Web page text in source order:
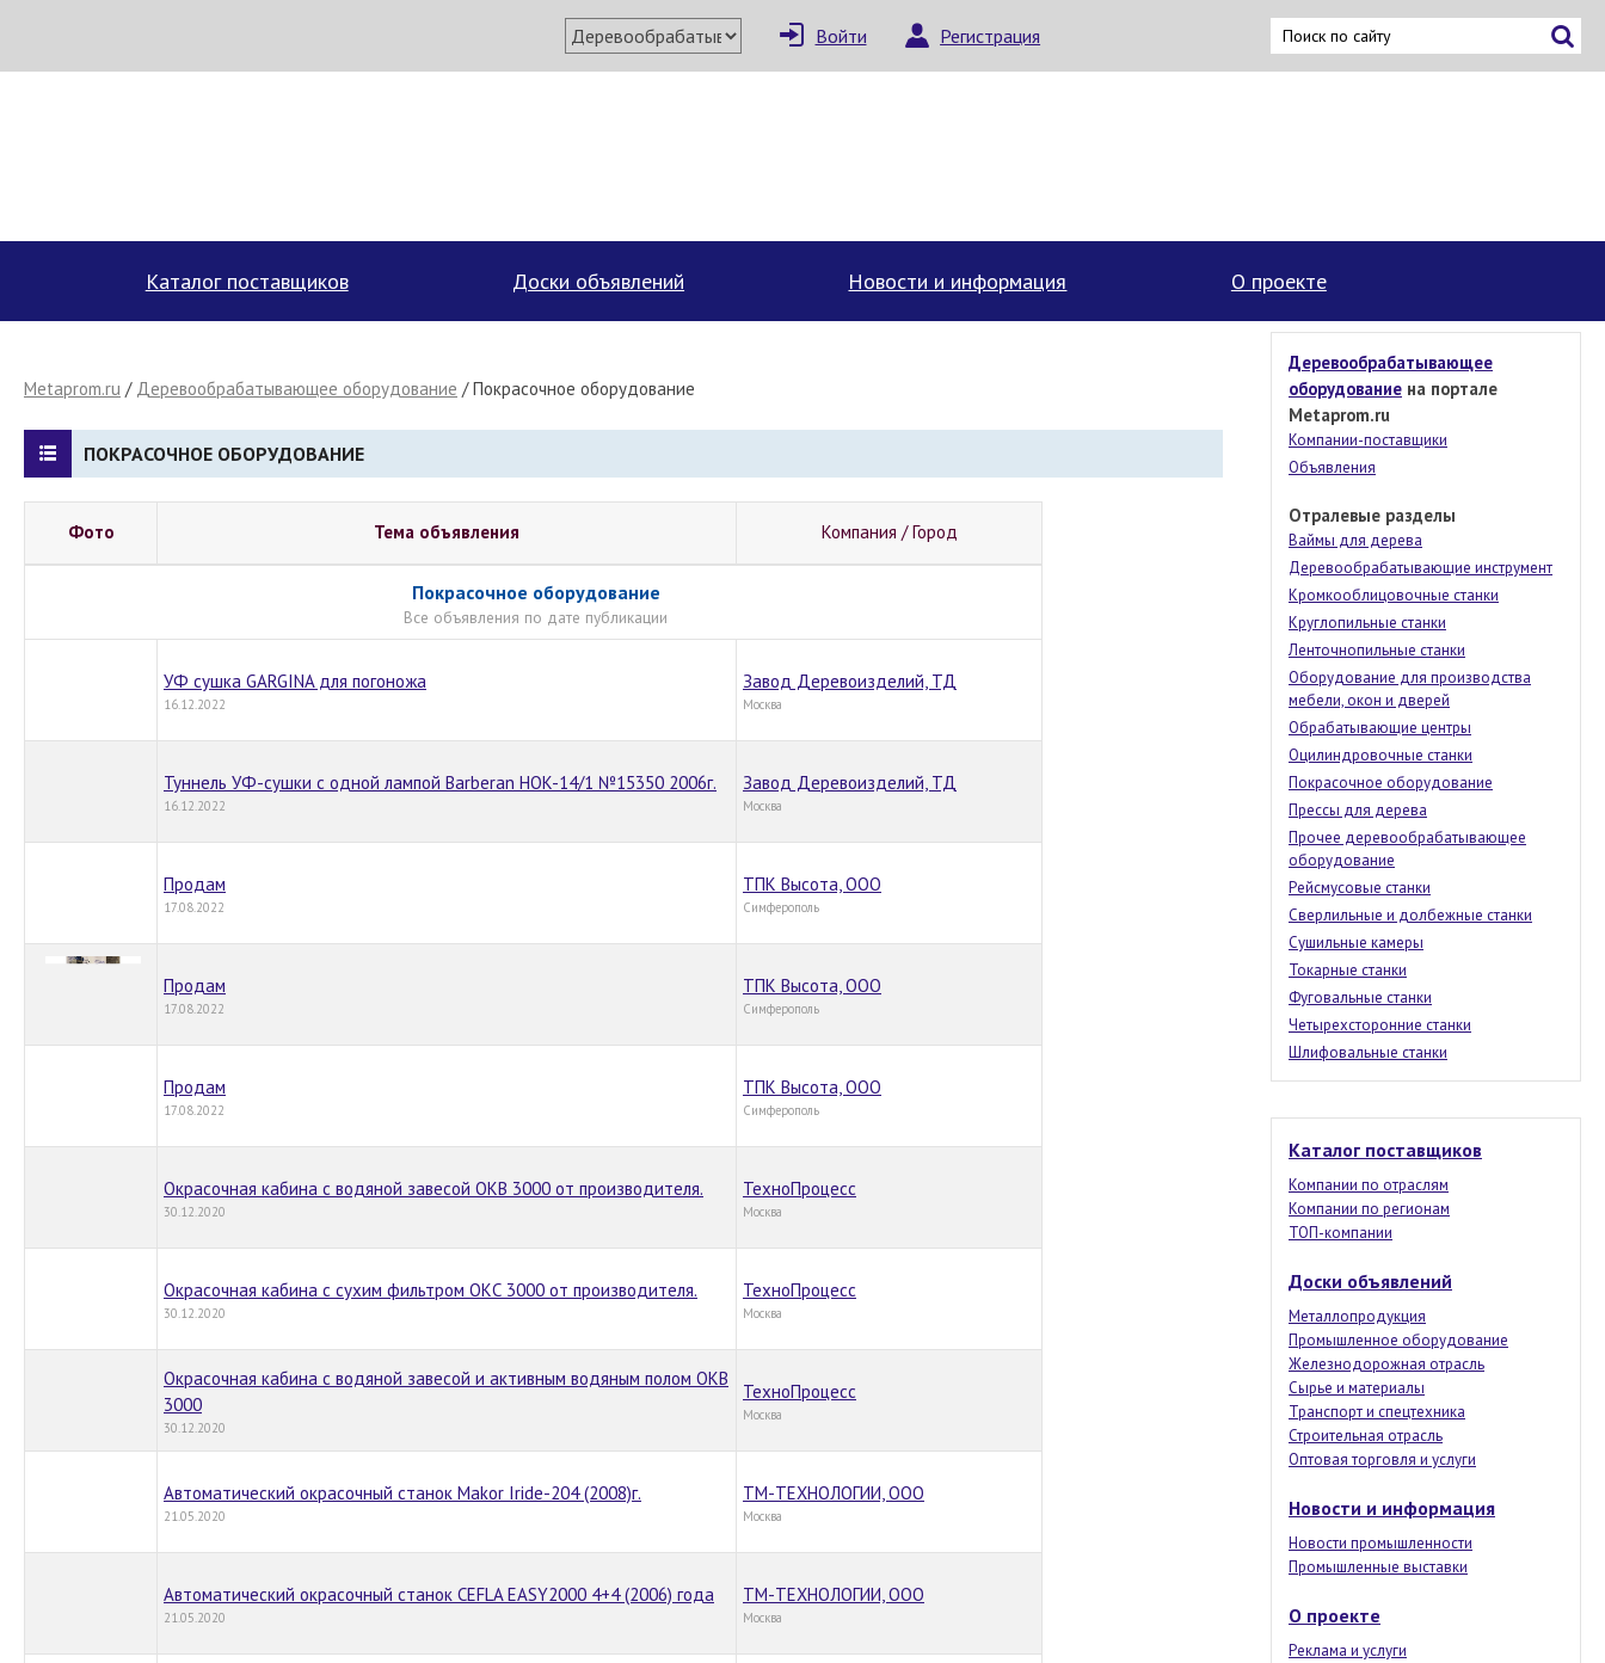
Войти Регистрация
Каталог поставщиков Доски объявлений Новости и информация О проекте
Metaprom.ru / Деревообрабатывающее оборудование /Покрасочное оборудование
ПОКРАСОЧНОЕ ОБОРУДОВАНИЕ
Фото Тема объявления Компания / Город
Покрасочное оборудование
Все объявления по дате публикации
УФ сушка GARGINA для погоножа
16.12.2022
Завод Деревоизделий, ТД
Москва
Туннель УФ-сушки с одной лампой Barberan HOK-14/1 №15350 2006г.
16.12.2022
Завод Деревоизделий, ТД
Москва
Продам
17.08.2022
ТПК Высота, ООО
Симферополь
Продам
17.08.2022
ТПК Высота, ООО
Симферополь
Продам
17.08.2022
ТПК Высота, ООО
Симферополь
Окрасочная кабина с водяной завесой ОКВ 3000 от производителя.
30.12.2020
ТехноПроцесс
Москва
Окрасочная кабина с сухим фильтром ОКС 3000 от производителя.
30.12.2020
ТехноПроцесс
Москва
Окрасочная кабина с водяной завесой и активным водяным полом ОКВ
3000
30.12.2020
ТехноПроцесс
Москва
Aвтоматический окрасочный станок Makor Iride-204 (2008)г.
21.05.2020
ТМ-ТЕХНОЛОГИИ, ООО
Москва
Автоматический окрасочный станок CEFLA EASY2000 4+4 (2006) года
21.05.2020
ТМ-ТЕХНОЛОГИИ, ООО
Москва
Деревообрабатывающее
оборудование на портале
Metaprom.ru
Компании-поставщики
Объявления
Отралевые разделы
Ваймы для дерева
Деревообрабатывающие инструмент
Кромкооблицовочные станки
Круглопильные станки
Ленточнопильные станки
Оборудование для производства
мебели, окон и дверей
Обрабатывающие центры
Оцилиндровочные станки
Покрасочное оборудование
Прессы для дерева
Прочее деревообрабатывающее
оборудование
Рейсмусовые станки
Сверлильные и долбежные станки
Сушильные камеры
Токарные станки
Фуговальные станки
Четырехсторонние станки
Шлифовальные станки
Каталог поставщиков
Компании по отраслям
Компании по регионам
ТОП-компании
Доски объявлений
Металлопродукция
Промышленное оборудование
Железнодорожная отрасль
Сырье и материалы
Транспорт и спецтехника
Строительная отрасль
Оптовая торговля и услуги
Новости и информация
Новости промышленности
Промышленные выставки
О проекте
Реклама и услуги